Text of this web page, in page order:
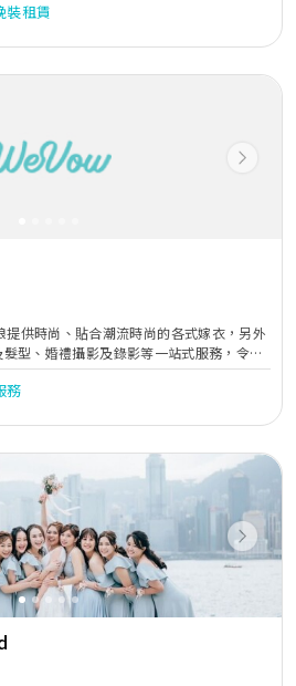
裝租賃
Next
供時尚、貼合潮流時尚的各式嫁衣，另外
型、婚禮攝影及錄影等一站式服務，令新
務
Next